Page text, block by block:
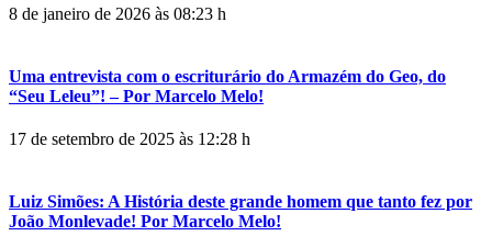
8 de janeiro de 2026 às 08:23 h
Uma entrevista com o escriturário do Armazém do Geo, do
“Seu Leleu”! – Por Marcelo Melo!
17 de setembro de 2025 às 12:28 h
Luiz Simões: A História deste grande homem que tanto fez por
João Monlevade! Por Marcelo Melo!